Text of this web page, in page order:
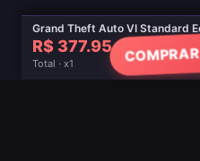
Grand Theft Auto VI Standard
R$ 377.95
Total · x1